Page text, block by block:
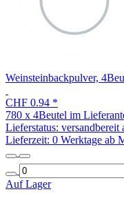
Weinsteinbackpulver,
CHF 0.94 *
780 x 4Beutel im
Lieferstatus:
Lieferzeit: 0 Werktage ab
Auf Lager